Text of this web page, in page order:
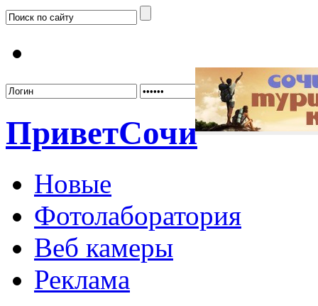
ПриветСочи
Новые
Фотолаборатория
Веб камеры
Реклама